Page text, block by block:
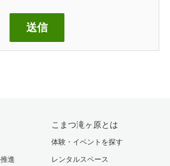
進
こまつ滝ヶ原とは
体験・イベントを探す
レンタルスペース